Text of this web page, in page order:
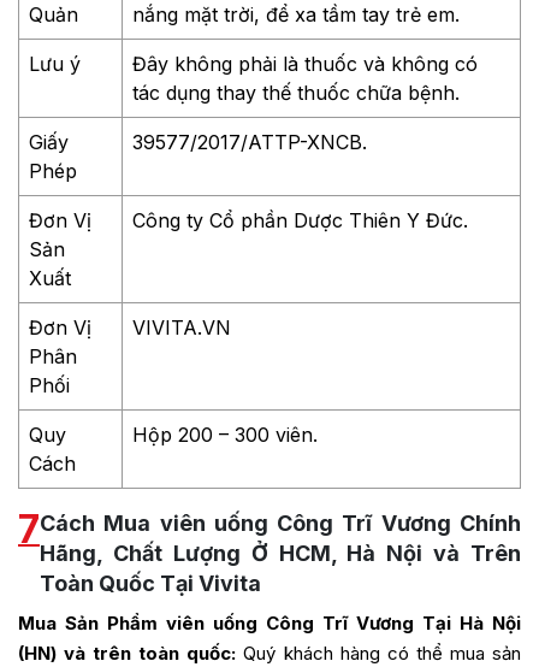
Quản
nắng mặt trời, để xa tầm tay trẻ em.
Lưu ý
Đây không phải là thuốc và không có
tác dụng thay thế thuốc chữa bệnh.
Giấy
Phép
39577/2017/ATTP-XNCB.
Đơn Vị
Sản
Xuất
Công ty Cổ phần Dược Thiên Y Đức.
Đơn Vị
Phân
Phối
VIVITA.VN
Quy
Cách
Hộp 200 – 300 viên.
7Cách Mua viên uống Công Trĩ Vương Chính
Hãng, Chất Lượng Ở HCM, Hà Nội và Trên
Toàn Quốc Tại Vivita
Mua Sản Phẩm viên uống Công Trĩ Vương Tại Hà Nội
(HN) và trên toàn quốc: Quý khách hàng có thể mua sản